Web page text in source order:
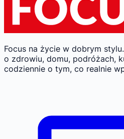
Focus na życie w dobrym stylu.
o zdrowiu, domu, podróżach,
codziennie o tym, co realnie